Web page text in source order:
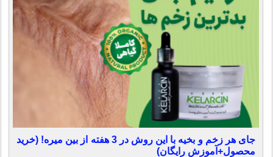
جای هر زخم و بخیه با این روش در 3 هفته از بین میره! (خرید
محصول+آموزش رایگان)